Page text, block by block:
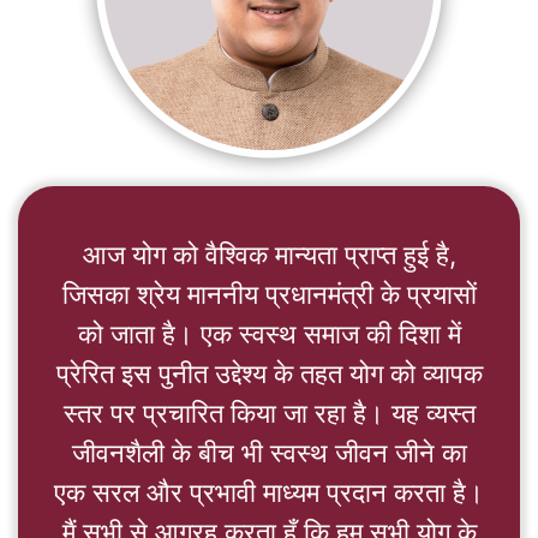
आज योग को वैश्विक मान्यता प्राप्त हुई है,
जिसका श्रेय माननीय प्रधानमंत्री के प्रयासों
को जाता है। एक स्वस्थ समाज की दिशा में
प्रेरित इस पुनीत उद्देश्य के तहत योग को व्यापक
स्तर पर प्रचारित किया जा रहा है। यह व्यस्त
जीवनशैली के बीच भी स्वस्थ जीवन जीने का
एक सरल और प्रभावी माध्यम प्रदान करता है।
मैं सभी से आग्रह करता हूँ कि हम सभी योग के